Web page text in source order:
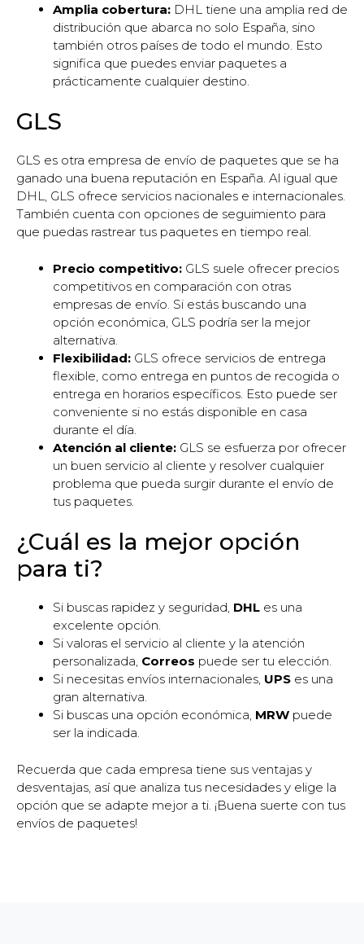
Amplia cobertura: DHL tiene una amplia red de
distribución que abarca no solo España, sino
también otros países de todo el mundo. Esto
significa que puedes enviar paquetes a
prácticamente cualquier destino.
GLS
GLS es otra empresa de envío de paquetes que se ha
ganado una buena reputación en España. Al igual que
DHL, GLS ofrece servicios nacionales e internacionales.
También cuenta con opciones de seguimiento para
que puedas rastrear tus paquetes en tiempo real.
Precio competitivo: GLS suele ofrecer precios
competitivos en comparación con otras
empresas de envío. Si estás buscando una
opción económica, GLS podría ser la mejor
alternativa.
Flexibilidad: GLS ofrece servicios de entrega
flexible, como entrega en puntos de recogida o
entrega en horarios específicos. Esto puede ser
conveniente si no estás disponible en casa
durante el día.
Atención al cliente: GLS se esfuerza por ofrecer
un buen servicio al cliente y resolver cualquier
problema que pueda surgir durante el envío de
tus paquetes.
¿Cuál es la mejor opción
para ti?
Si buscas rapidez y seguridad, DHL es una
excelente opción.
Si valoras el servicio al cliente y la atención
personalizada, Correos puede ser tu elección.
Si necesitas envíos internacionales, UPS es una
gran alternativa.
Si buscas una opción económica, MRW puede
ser la indicada.
Recuerda que cada empresa tiene sus ventajas y
desventajas, así que analiza tus necesidades y elige la
opción que se adapte mejor a ti. ¡Buena suerte con tus
envíos de paquetes!